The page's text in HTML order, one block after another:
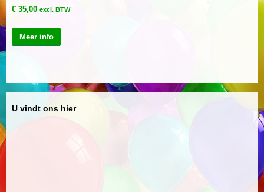
€35,00 excl. BTW
Meer info
U vindt ons hier